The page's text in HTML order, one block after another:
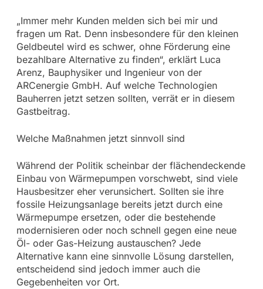
„Immer mehr Kunden melden sich bei mir und
fragen um Rat. Denn insbesondere für den kleinen
Geldbeutel wird es schwer, ohne Förderung eine
bezahlbare Alternative zu finden“, erklärt Luca
Arenz, Bauphysiker und Ingenieur von der
ARCenergie GmbH. Auf welche Technologien
Bauherren jetzt setzen sollten, verrät er in diesem
Gastbeitrag.
Welche Maßnahmen jetzt sinnvoll sind
Während der Politik scheinbar der flächendeckende
Einbau von Wärmepumpen vorschwebt, sind viele
Hausbesitzer eher verunsichert. Sollten sie ihre
fossile Heizungsanlage bereits jetzt durch eine
Wärmepumpe ersetzen, oder die bestehende
modernisieren oder noch schnell gegen eine neue
Öl- oder Gas-Heizung austauschen? Jede
Alternative kann eine sinnvolle Lösung darstellen,
entscheidend sind jedoch immer auch die
Gegebenheiten vor Ort.